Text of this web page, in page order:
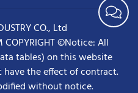
CO., Ltd
COPYRIGHT ©Notice: All
tables) on this website
have the effect of contract.
without notice.